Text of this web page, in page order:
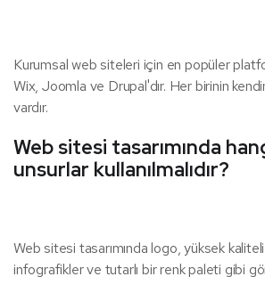
Kurumsal web siteleri için en popüler
Wix, Joomla ve Drupal'dır. Her birinin
vardır.
Web sitesi tasarımında
unsurlar kullanılmalıdır?
Web sitesi tasarımında logo, yüksek
infografikler ve tutarlı bir renk paleti gibi